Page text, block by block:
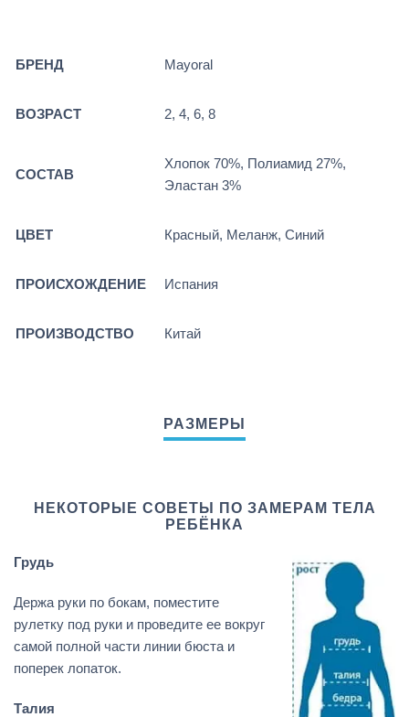
БРЕНД Mayoral
ВОЗРАСТ 2, 4, 6, 8
СОСТАВ
Хлопок 70%, Полиамид 27%,
Эластан 3%
ЦВЕТ Красный, Меланж, Синий
ПРОИСХОЖДЕНИЕ Испания
ПРОИЗВОДСТВО Китай
НЕКОТОРЫЕ СОВЕТЫ ПО ЗАМЕРАМ ТЕЛА
РЕБЁНКА
Грудь
Держа руки по бокам, поместите
рулетку под руки и проведите ее вокруг
самой полной части линии бюста и
поперек лопаток.
Талия